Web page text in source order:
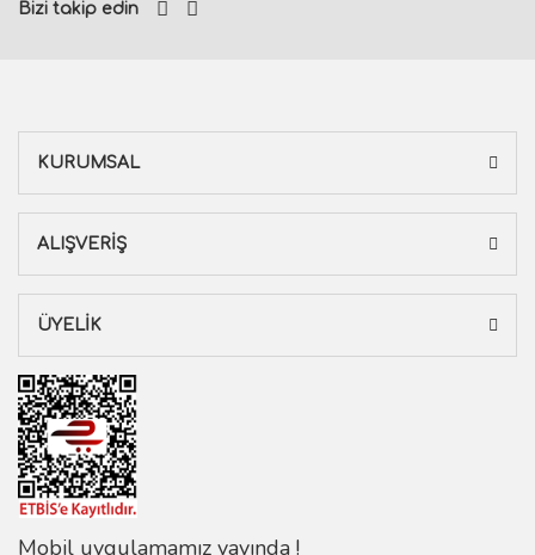
Bizi takip edin
KURUMSAL
ALIŞVERİŞ
ÜYELİK
Mobil uygulamamız yayında !